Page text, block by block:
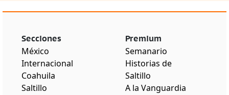
Secciones
México
Internacional
Coahuila
Saltillo
Premium
Semanario
Historias de
Saltillo
A la Vanguardia